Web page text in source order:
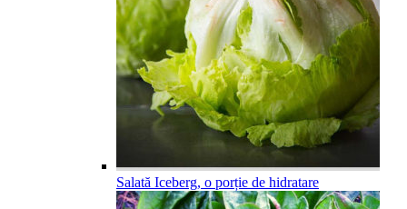
Salată Iceberg, o porție de hidratare